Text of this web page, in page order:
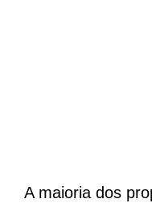
A maioria dos